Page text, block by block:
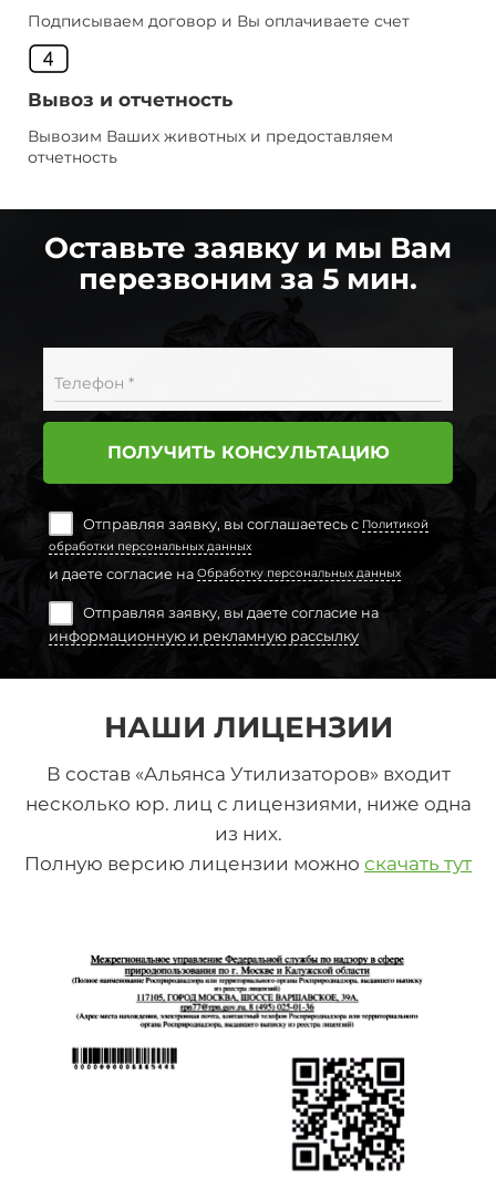
Подписываем договор и Вы оплачиваете счет
Вывоз и отчетность
Вывозим Ваших животных и предоставляем
отчетность
Оставьте заявку и мы Вам
перезвоним за 5 мин.
Телефон *
ПОЛУЧИТЬ КОНСУЛЬТАЦИЮ
Отправляя заявку, вы соглашаетесь с Политикой
обработки персональных данных
и даете согласие на Обработку персональных данных
Отправляя заявку, вы даете согласие на
информационную и рекламную рассылку
НАШИ ЛИЦЕНЗИИ
В состав «Альянса Утилизаторов» входит
несколько юр. лиц с лицензиями, ниже одна
из них.
Полную версию лицензии можно скачать тут